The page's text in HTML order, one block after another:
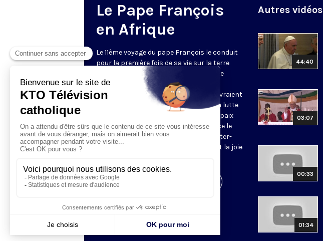
Le Pape François
en Afrique
Le 11ème voyage du pape François le conduit
pour la première fois de sa vie sur la terre
d’Afrique. En 6 jours il visitera 3 pays : le
Kenya, l’Ouganda et la République de
Centrafrique. Trois thèmes majeurs devraient
traverser les interventions du Pape : la lutte
contre la pauvreté, la promotion de la paix
(alors que la violence terroriste menace le
Kenya et l’Ouganda et que les luttes inter-
ethniques déchirent la Centrafrique) et la joie
Visiter la page de l'émission
Autres
44:40
03:07
00:33
01:34